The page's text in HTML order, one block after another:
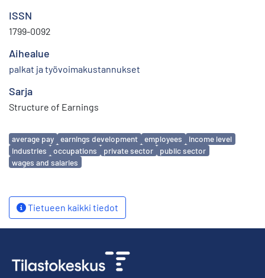
ISSN
1799-0092
Aihealue
palkat ja työvoimakustannukset
Sarja
Structure of Earnings
Avainsanat
average pay earnings development employees
income level
industries
occupations private sector
public sector
wages and salaries
Tietueen kaikki tiedot